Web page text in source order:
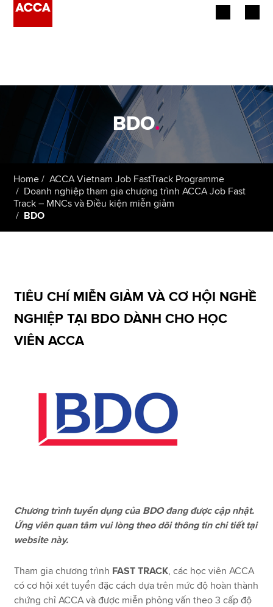
Employers
Learning providers
Students
Apply now
MyACCA
Find an accountant
Technical resources
Help & support
BDO.
Home
ACCA Vietnam Job FastTrack Programme
Doanh nghiệp tham gia chương trình ACCA Job Fast
Track – MNCs và Điều kiện miễn giảm
BDO
TIÊU CHÍ MIỄN GIẢM VÀ CƠ HỘI NGHỀ
NGHIỆP TẠI BDO DÀNH CHO HỌC
VIÊN ACCA
Chương trình tuyển dụng của BDO đang được cập nhật.
Ứng viên quan tâm vui lòng theo dõi thông tin chi tiết tại
website này.
Tham gia chương trình FAST TRACK, các học viên ACCA
có cơ hội xét tuyển đặc cách dựa trên mức độ hoàn thành
chứng chỉ ACCA và được miễn phỏng vấn theo 3 cấp độ